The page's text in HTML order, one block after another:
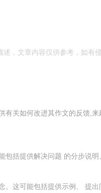
，文章内容仅供参考，如有
关如何改进其作文的反馈,
括提供解决问题 的分步说
这可能包括提供示例、 提